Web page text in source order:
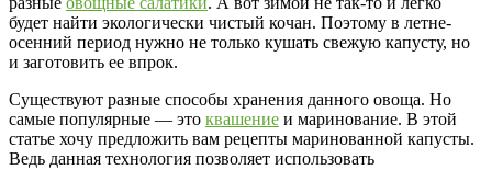
будет найти экологически чистый кочан. Поэтому в летне-
осенний период нужно не только кушать свежую капусту, но
и заготовить ее впрок.
Существуют разные способы хранения данного овоща. Но
самые популярные — это квашение и маринование. В этой
статье хочу предложить вам рецепты маринованной капусты.
Ведь данная технология позволяет использовать